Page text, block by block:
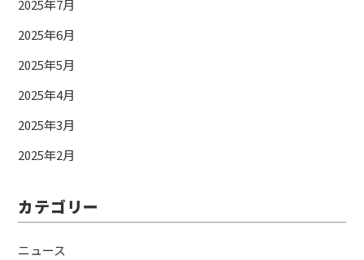
2025年7月
2025年6月
2025年5月
2025年4月
2025年3月
2025年2月
カテゴリー
ニュース